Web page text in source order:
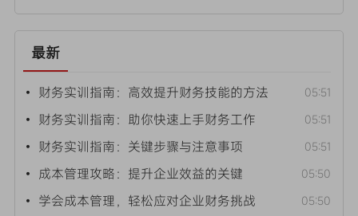
最新
• 财务实训指南：高效提升财务技能的方法 05:51
• 财务实训指南：助你快速上手财务工作 05:51
• 财务实训指南：关键步骤与注意事项 05:51
• 成本管理攻略：提升企业效益的关键 05:50
• 学会成本管理，轻松应对企业财务挑战 05:50